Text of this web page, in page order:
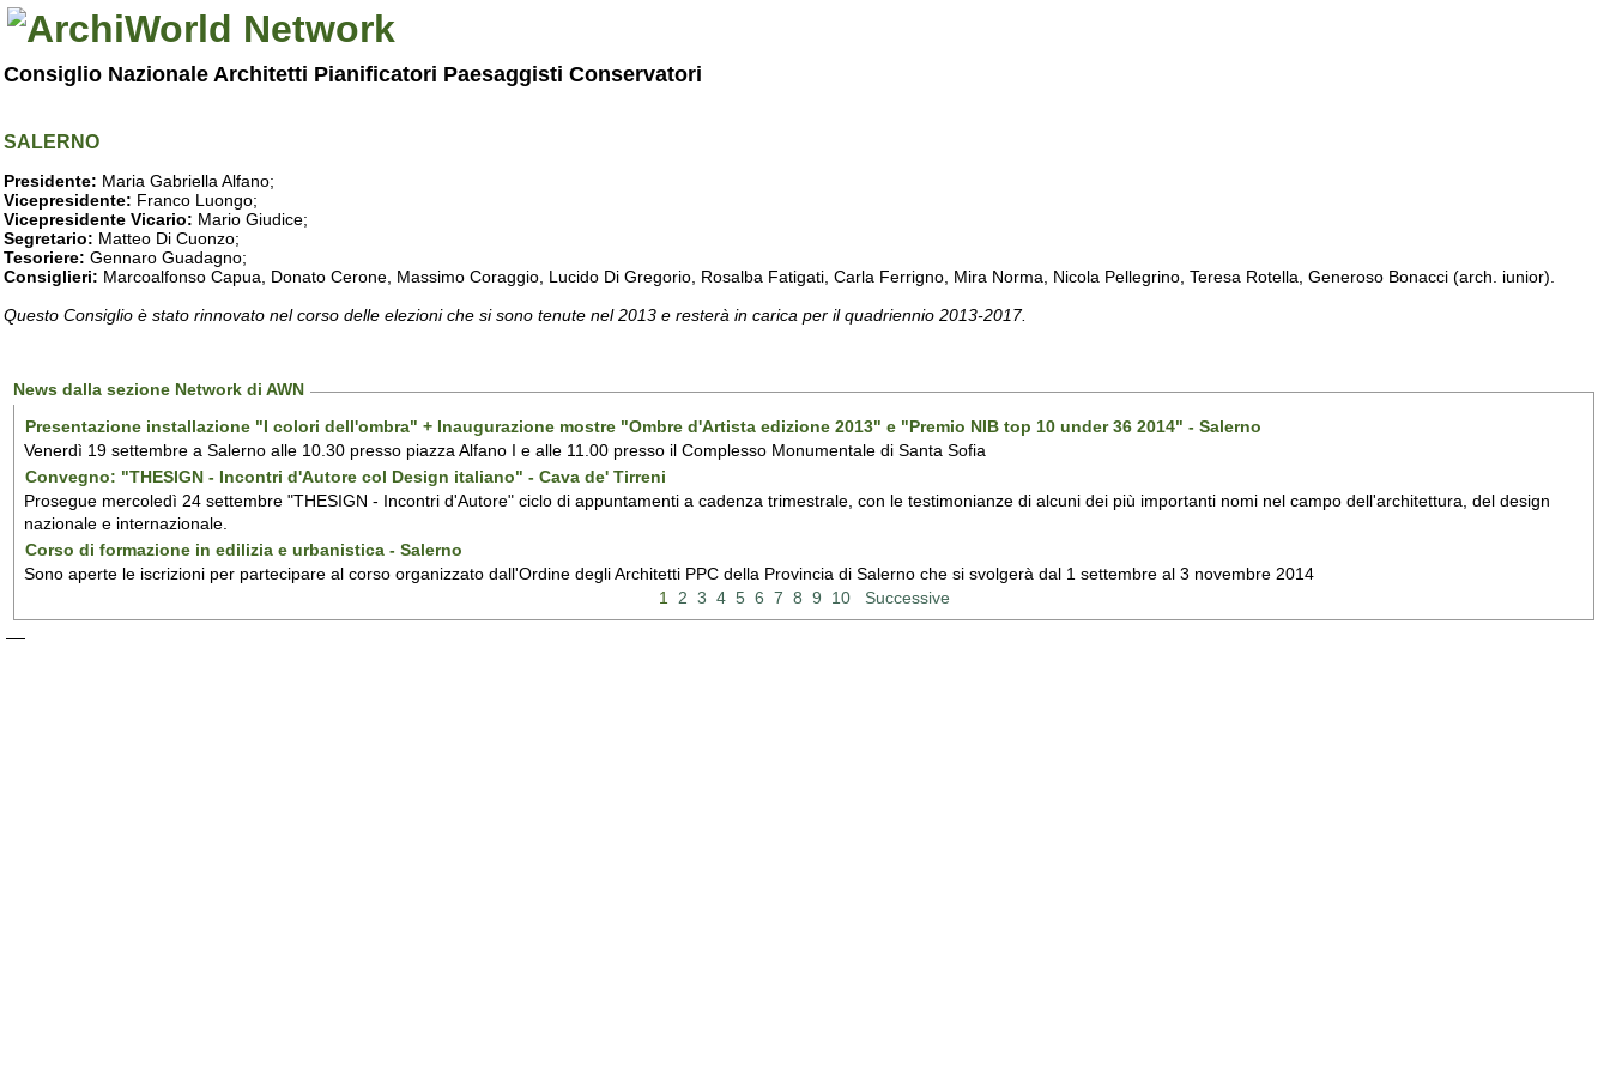
Consiglio Nazionale Architetti Pianificatori Paesaggisti Conservatori
SALERNO
Presidente: Maria Gabriella Alfano;
Vicepresidente: Franco Luongo;
Vicepresidente Vicario: Mario Giudice;
Segretario: Matteo Di Cuonzo;
Tesoriere: Gennaro Guadagno;
Consiglieri: Marcoalfonso Capua, Donato Cerone, Massimo Coraggio, Lucido Di Gregorio, Rosalba Fatigati, Carla Ferrigno, Mira Norma, Nicola Pellegrino, Teresa Rotella, Generoso Bonacci (arch. iunior).
Questo Consiglio è stato rinnovato nel corso delle elezioni che si sono tenute nel 2013 e resterà in carica per il quadriennio 2013-2017.
News dalla sezione Network di AWN
Presentazione installazione "I colori dell'ombra" + Inaugurazione mostre "Ombre d'Artista edizione 2013" e "Premio NIB top 10 under 36 2014" - Salerno
Venerdì 19 settembre a Salerno alle 10.30 presso piazza Alfano I e alle 11.00 presso il Complesso Monumentale di Santa Sofia
Convegno: "THESIGN - Incontri d'Autore col Design italiano" - Cava de' Tirreni
Prosegue mercoledì 24 settembre "THESIGN - Incontri d'Autore" ciclo di appuntamenti a cadenza trimestrale, con le testimonianze di alcuni dei più importanti nomi nel campo dell'architettura, del design
nazionale e internazionale.
Corso di formazione in edilizia e urbanistica - Salerno
Sono aperte le iscrizioni per partecipare al corso organizzato dall'Ordine degli Architetti PPC della Provincia di Salerno che si svolgerà dal 1 settembre al 3 novembre 2014
1
2 3 4 5 6 7 8 9 10 Successive